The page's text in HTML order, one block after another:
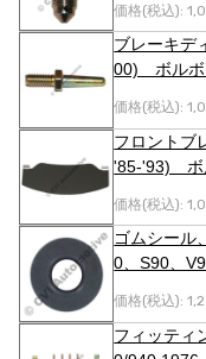
価格(税込):
ブレーキデ
00) ボルボ
価格(税込):
フロントブ
'85-'93) ボ
価格(税込):
ゴムシール
0、S90、
価格(税込):
フィッティ